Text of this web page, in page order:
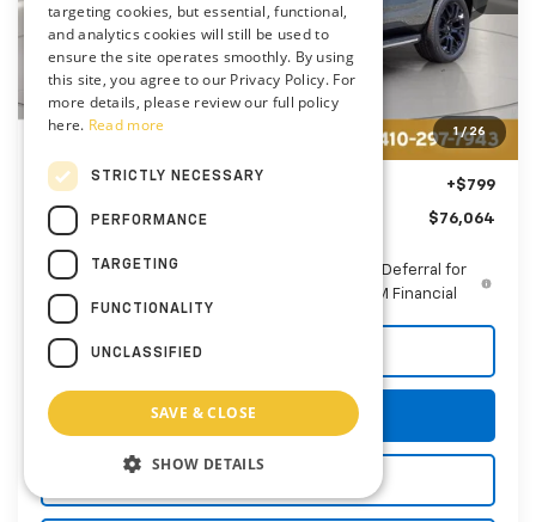
1 / 26
Less
MSRP:
Price reduction below MSRP: -$2,995
$2,995
Dealer Processing Fee: (Not required by law) +$799
Preston Price $76,064
5.9% APR for 60 Months and 90 Day Payment Deferral for
Well-Qualified Buyers When Financed w/ GM Financial
Get More Details
targeting cookies, but essential, functional,
and analytics cookies will still be used to
ensure the site operates smoothly. By using
this site, you agree to our Privacy Policy. For
more details, please review our full policy
here. Read more
STRICTLY NECESSARY
PERFORMANCE
TARGETING
FUNCTIONALITY
UNCLASSIFIED
SAVE & CLOSE
SHOW DETAILS